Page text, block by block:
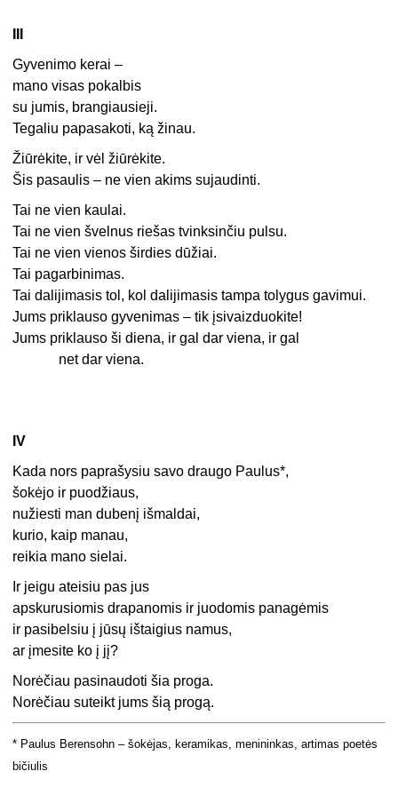
Gyvenimo kerai –
mano visas pokalbis
su jumis, brangiausieji.
Tegaliu papasakoti, ką žinau.
Žiūrėkite, ir vėl žiūrėkite.
Šis pasaulis – ne vien akims sujaudinti.
Tai ne vien kaulai.
Tai ne vien švelnus riešas tvinksinčiu pulsu.
Tai ne vien vienos širdies dūžiai.
Tai pagarbinimas.
Tai dalijimasis tol, kol dalijimasis tampa tolygus gavimui.
Jums priklauso gyvenimas – tik įsivaizduokite!
Jums priklauso ši diena, ir gal dar viena, ir gal
net dar viena.
IV
Kada nors paprašysiu savo draugo Paulus*,
šokėjo ir puodžiaus,
nužiesti man dubenį išmaldai,
kurio, kaip manau,
reikia mano sielai.
Ir jeigu ateisiu pas jus
apskurusiomis drapanomis ir juodomis panagėmis
ir pasibelsiu į jūsų ištaigius namus,
ar įmesite ko į jį?
Norėčiau pasinaudoti šia proga.
Norėčiau suteikt jums šią progą.
* Paulus Berensohn – šokėjas, keramikas, menininkas, artimas poetės
bičiulis